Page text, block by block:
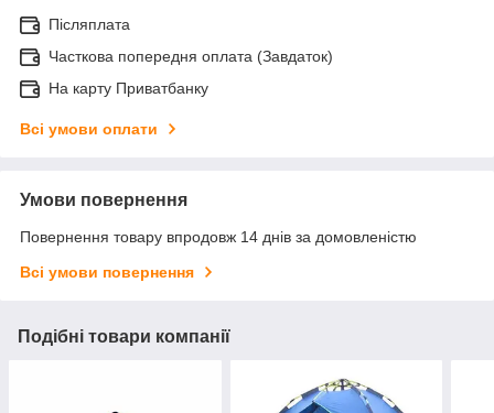
Післяплата
Часткова попередня оплата (Завдаток)
На карту Приватбанку
Всі умови оплати
Умови повернення
Повернення товару впродовж 14 днів за домовленістю
Всі умови повернення
Подібні товари компанії